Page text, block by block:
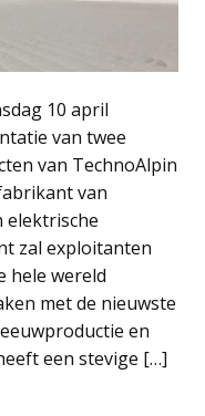
10 april
van twee
van TechnoAlpin
van
elektrische
zal exploitanten
hele wereld
met de nieuwste
en
een stevige […]